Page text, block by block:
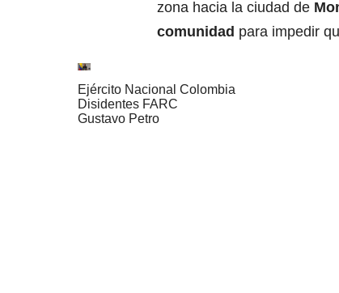
zona hacia la ciudad de
comunidad para impedir
Ejército Nacional Colombia
Disidentes FARC
Gustavo Petro